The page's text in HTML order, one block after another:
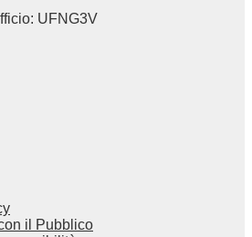
UFNG3V
il Pubblico